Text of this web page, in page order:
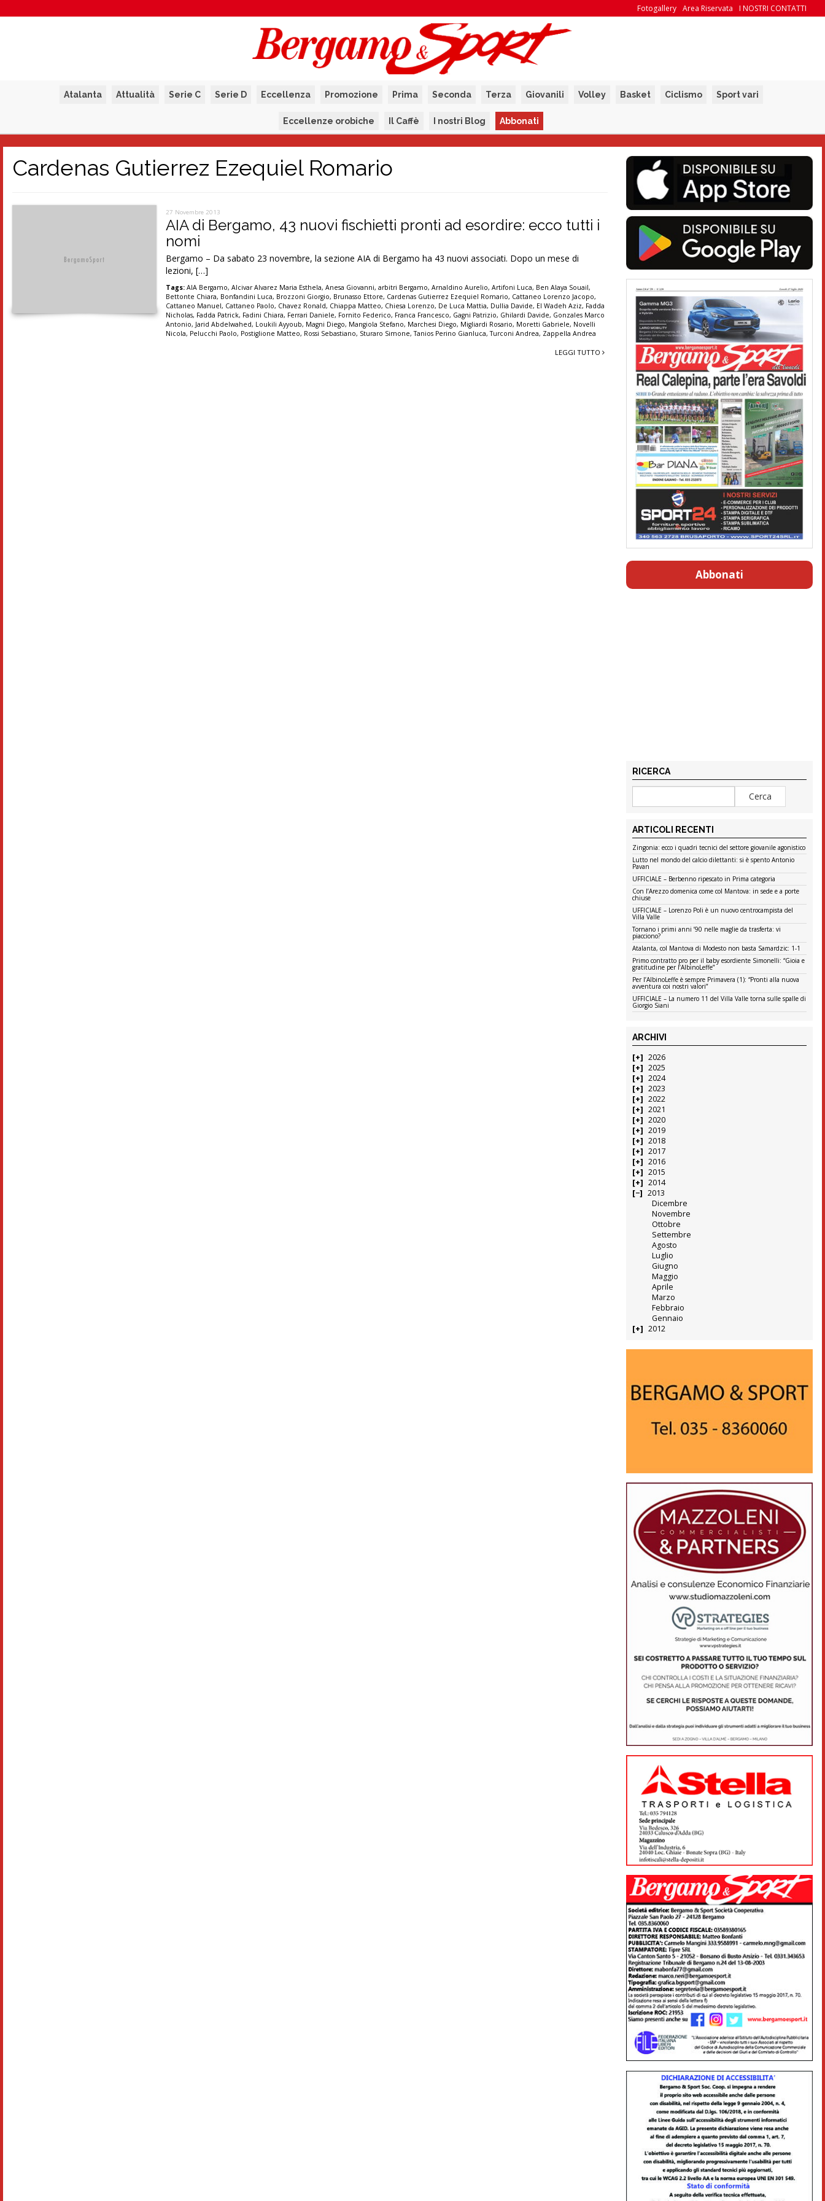
I NOSTRI CONTATTI
Area Riservata
Fotogallery
Atalanta Attualità Serie C Serie D Eccellenza Promozione Prima Seconda Terza Giovanili Volley Basket Ciclismo Sport vari
Eccellenze orobiche Il Caffè I nostri Blog Abbonati
Cardenas Gutierrez Ezequiel Romario
27 Novembre 2013
AIA di Bergamo, 43 nuovi fischietti pronti ad esordire: ecco tutti i
nomi
Bergamo – Da sabato 23 novembre, la sezione AIA di Bergamo ha 43 nuovi associati. Dopo un mese di
lezioni, […]
Tags: AIA Bergamo,Alcivar Alvarez Maria Esthela,Anesa Giovanni,arbitri Bergamo,Arnaldino Aurelio,Artifoni Luca, Ben Alaya Souail,
Bettonte Chiara, Bonfandini Luca, Brozzoni Giorgio, Brunasso Ettore, Cardenas Gutierrez Ezequiel Romario, Cattaneo Lorenzo Jacopo,
Cattaneo Manuel, Cattaneo Paolo, Chavez Ronald, Chiappa Matteo, Chiesa Lorenzo, De Luca Mattia, Dullia Davide, El Wadeh Aziz, Fadda
Nicholas, Fadda Patrick, Fadini Chiara, Ferrari Daniele, Fornito Federico, Franca Francesco, Gagni Patrizio, Ghilardi Davide, Gonzales Marco
Antonio, Jarid Abdelwahed, Loukili Ayyoub, Magni Diego, Mangiola Stefano, Marchesi Diego, Migliardi Rosario, Moretti Gabriele, Novelli
Nicola, Pelucchi Paolo, Postiglione Matteo, Rossi Sebastiano, Sturaro Simone,Tanios Perino Gianluca,Turconi Andrea, Zappella Andrea
LEGGI TUTTO
Abbonati
RICERCA
ARTICOLI RECENTI
Zingonia: ecco i quadri tecnici del settore giovanile agonistico
Lutto nel mondo del calcio dilettanti: si è spento Antonio
Pavan
UFFICIALE – Berbenno ripescato in Prima categoria
Con l’Arezzo domenica come col Mantova: in sede e a porte
chiuse
UFFICIALE – Lorenzo Poli è un nuovo centrocampista del
Villa Valle
Tornano i primi anni ’90 nelle maglie da trasferta: vi
piacciono?
Atalanta, col Mantova di Modesto non basta Samardzic: 1-1
Primo contratto pro per il baby esordiente Simonelli: “Gioia e
gratitudine per l’AlbinoLeffe”
Per l’AlbinoLeffe è sempre Primavera (1): “Pronti alla nuova
avventura coi nostri valori”
UFFICIALE – La numero 11 del Villa Valle torna sulle spalle di
Giorgio Siani
ARCHIVI
2026
2025
2024
2023
2022
2021
2020
2019
2018
2017
2016
2015
2014
2013
Dicembre
Novembre
Ottobre
Settembre
Agosto
Luglio
Giugno
Maggio
Aprile
Marzo
Febbraio
Gennaio
2012